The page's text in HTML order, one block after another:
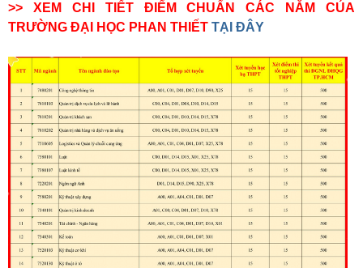
>> XEM CHI TIẾT ĐIỂM CHUẨN CÁC NĂM CỦA
TRƯỜNG ĐẠI HỌC PHAN THIẾT TẠI ĐÂY